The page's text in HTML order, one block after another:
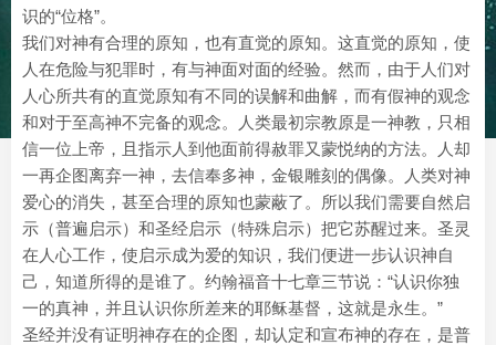
识的“位格”。
我们对神有合理的原知，也有直觉的原知。这直觉的原知，使
人在危险与犯罪时，有与神面对面的经验。然而，由于人们对
人心所共有的直觉原知有不同的误解和曲解，而有假神的观念
和对于至高神不完备的观念。人类最初宗教原是一神教，只相
信一位上帝，且指示人到他面前得赦罪又蒙悦纳的方法。人却
一再企图离弃一神，去信奉多神，金银雕刻的偶像。人类对神
爱心的消失，甚至合理的原知也蒙蔽了。所以我们需要自然启
示（普遍启示）和圣经启示（特殊启示）把它苏醒过来。圣灵
在人心工作，使启示成为爱的知识，我们便进一步认识神自
己，知道所得的是谁了。约翰福音十七章三节说：“认识你独
一的真神，并且认识你所差来的耶稣基督，这就是永生。”
圣经并没有证明神存在的企图，却认定和宣布神的存在，是普